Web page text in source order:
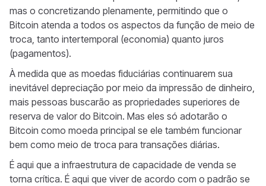
mas o concretizando plenamente, permitindo que o
Bitcoin atenda a todos os aspectos da função de meio de
troca, tanto intertemporal (economia) quanto juros
(pagamentos).
À medida que as moedas fiduciárias continuarem sua
inevitável depreciação por meio da impressão de dinheiro,
mais pessoas buscarão as propriedades superiores de
reserva de valor do Bitcoin. Mas eles só adotarão o
Bitcoin como moeda principal se ele também funcionar
bem como meio de troca para transações diárias.
É aqui que a infraestrutura de capacidade de venda se
torna crítica. É aqui que viver de acordo com o padrão se